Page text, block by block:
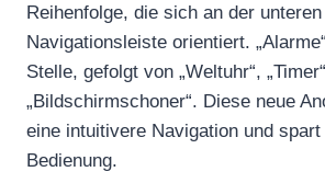
Reihenfolge, die sich an der unteren
Navigationsleiste orientiert.
Stelle, gefolgt von „Weltuhr“,
„Bildschirmschoner“. Diese neue
eine intuitivere Navigation und
Bedienung.